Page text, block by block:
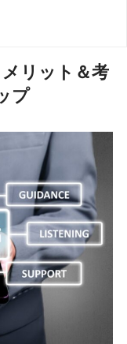
リット＆考
プ